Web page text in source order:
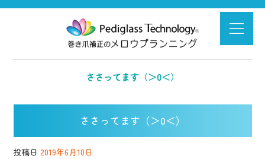
ささってます（＞0＜）
ささってます（＞0＜）
投稿日 2019年6月10日